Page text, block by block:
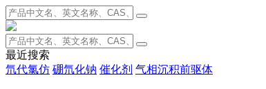
最近搜索
氘代氯仿 硼氘化钠 催化剂 气相沉积前驱体